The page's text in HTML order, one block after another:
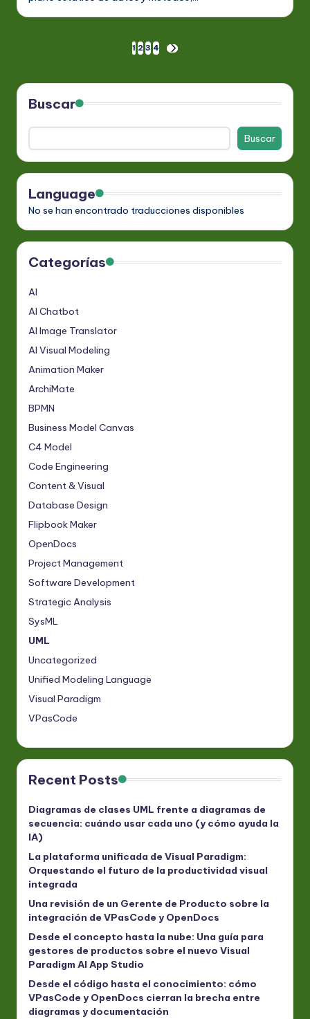
de
entradas
1 2 3 4
SIGUIENTE
Buscar
Buscar
Language
No se han encontrado traducciones disponibles
Categorías
AI
AI Chatbot
AI Image Translator
AI Visual Modeling
Animation Maker
ArchiMate
BPMN
Business Model Canvas
C4 Model
Code Engineering
Content & Visual
Database Design
Flipbook Maker
OpenDocs
Project Management
Software Development
Strategic Analysis
SysML
UML
Uncategorized
Unified Modeling Language
Visual Paradigm
VPasCode
Recent Posts
Diagramas de clases UML frente a diagramas de
secuencia: cuándo usar cada uno (y cómo ayuda la
IA)
La plataforma unificada de Visual Paradigm:
Orquestando el futuro de la productividad visual
integrada
Una revisión de un Gerente de Producto sobre la
integración de VPasCode y OpenDocs
Desde el concepto hasta la nube: Una guía para
gestores de productos sobre el nuevo Visual
Paradigm AI App Studio
Desde el código hasta el conocimiento: cómo
VPasCode y OpenDocs cierran la brecha entre
diagramas y documentación